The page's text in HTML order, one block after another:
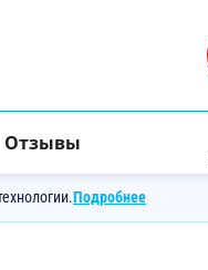
Отзывы
Подробнее